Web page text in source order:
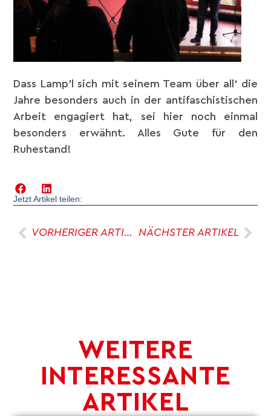
Dass Lamp’l sich mit seinem Team über all‘ die
Jahre besonders auch in der antifaschistischen
Arbeit engagiert hat, sei hier noch einmal
besonders erwähnt. Alles Gute für den
Ruhestand!
Jetzt Artikel teilen:
VORHERIGER ARTIKEL NÄCHSTER ARTIKEL
WEITERE
INTERESSANTE
ARTIKEL